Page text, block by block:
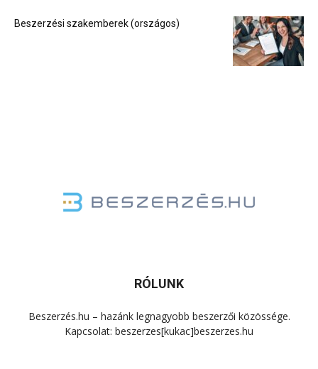
Beszerzési szakemberek (országos)
RÓLUNK
Beszerzés.hu – hazánk legnagyobb beszerzői közössége.
Kapcsolat: beszerzes[kukac]beszerzes.hu